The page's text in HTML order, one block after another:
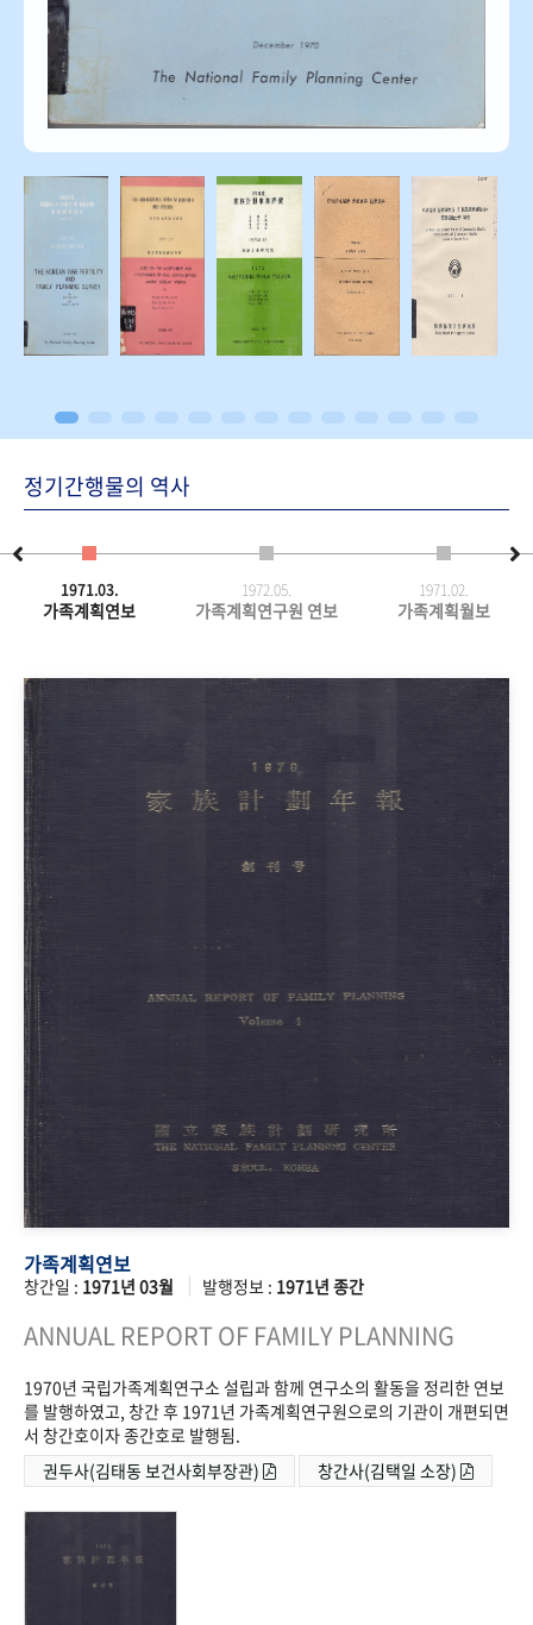
정기간행물의 역사
1971.03.
가족계획연보
1972.05.
가족계획연구원 연보
1971.02.
가족계획월보
가족계획연보
창간일 : 1971년 03월 발행정보 : 1971년 종간
ANNUAL REPORT OF FAMILY PLANNING
1970년 국립가족계획연구소 설립과 함께 연구소의 활동을 정리한 연보
를 발행하였고, 창간 후 1971년 가족계획연구원으로의 기관이 개편되면
서 창간호이자 종간호로 발행됨.
권두사(김태동 보건사회부장관)
창간사(김택일 소장)